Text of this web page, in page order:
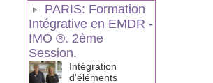
PARIS: Formation
Intégrative en EMDR -
IMO ®. 2ème
Session.
Intégration
d'éléments